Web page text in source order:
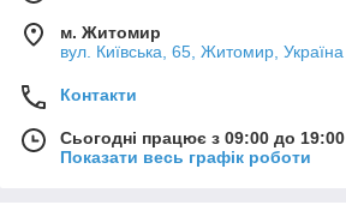
м. Житомир
вул. Київська, 65, Житомир, Україна
Контакти
Сьогодні працює з 09:00 до 19:00
Показати весь графік роботи